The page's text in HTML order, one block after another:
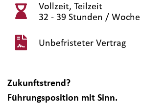
Vollzeit, Teilzeit
32 - 39 Stunden / Woche
Unbefristeter Vertrag
Zukunftstrend?
Führungsposition mit Sinn.